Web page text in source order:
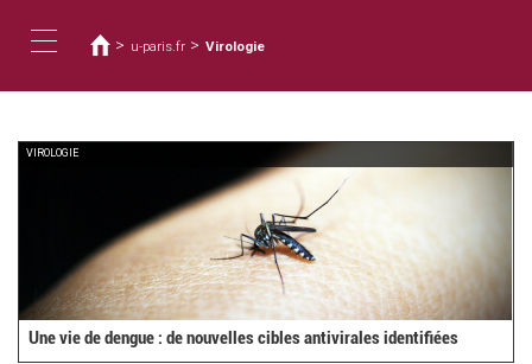
contenido
navigation
está
aquí
> u-paris.fr > Virologie
VIROLOGIE
Une vie de dengue : de nouvelles cibles antivirales identifiées